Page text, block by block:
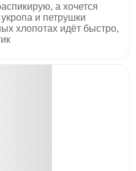
а хочется
и петрушки
хлопотах идёт быстро,